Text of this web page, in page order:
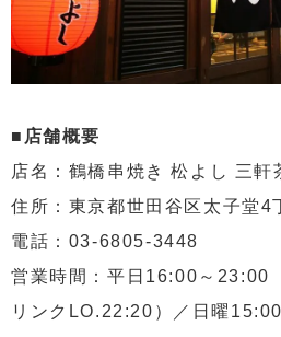
■店舗概要
店名：鶴橋串焼き 松よし 三軒
住所：東京都世田谷区太子堂4
電話：03-6805-3448
営業時間：平日16:00～23:00
リンクLO.22:20）／日曜